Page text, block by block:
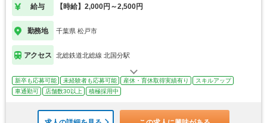
給与 【時給】2,000円～2,500円
勤務地 千葉県 松戸市
アクセス 北総鉄道北総線 北国分駅
新卒も応募可能 未経験者も応募可能 産休・育休取得実績有り
スキルアップ
車通勤可
店舗数30以上 積極採用中